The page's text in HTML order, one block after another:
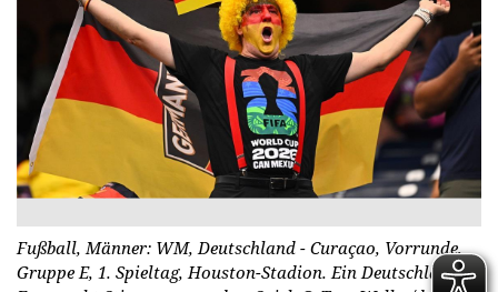
Fußball, Männer: WM, Deutschland - Curaçao, Vorrunde,
Gruppe E, 1. Spieltag, Houston-Stadion. Ein Deutschland-